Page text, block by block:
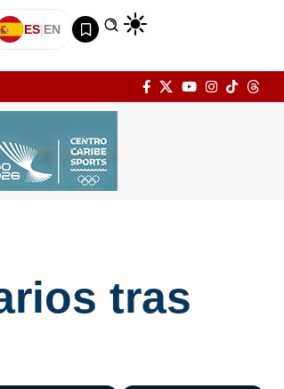
ES|EN
tras